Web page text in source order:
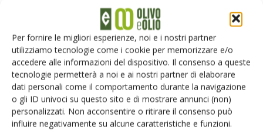
Per fornire le migliori esperienze, noi e i nostri partner
utilizziamo tecnologie come i cookie per memorizzare e/o
accedere alle informazioni del dispositivo. Il consenso a queste
tecnologie permetterà a noi e ai nostri partner di elaborare
dati personali come il comportamento durante la navigazione
o gli ID univoci su questo sito e di mostrare annunci (non)
personalizzati. Non acconsentire o ritirare il consenso può
influire negativamente su alcune caratteristiche e funzioni.
4 Giugno 2020
Xylella ha raggiunto la
provincia di Bari
Cinque olivi con sintomi di disseccamento trovati in agro di
Locorotondo; le analisi confermano l’infezione da Xylella fastidiosa
DiAlessandra Menici